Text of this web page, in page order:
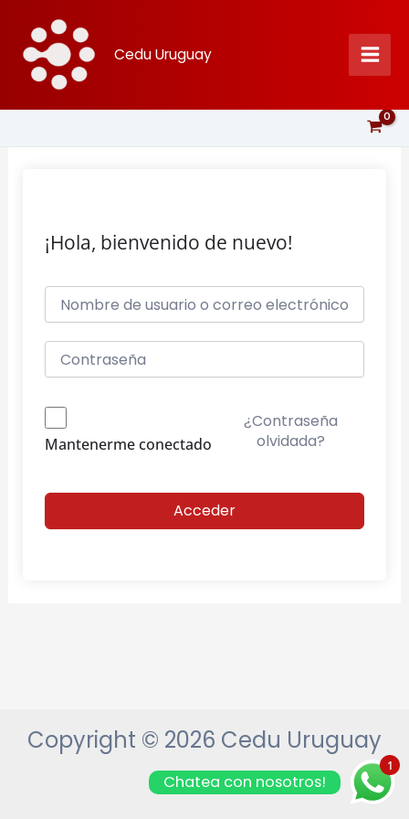
contenido
Cedu Uruguay
¡Hola, bienvenido de nuevo!
Mantenerme conectado
¿Contraseña
olvidada?
Acceder
Copyright © 2026 Cedu Uruguay
1
Chatea con nosotros!